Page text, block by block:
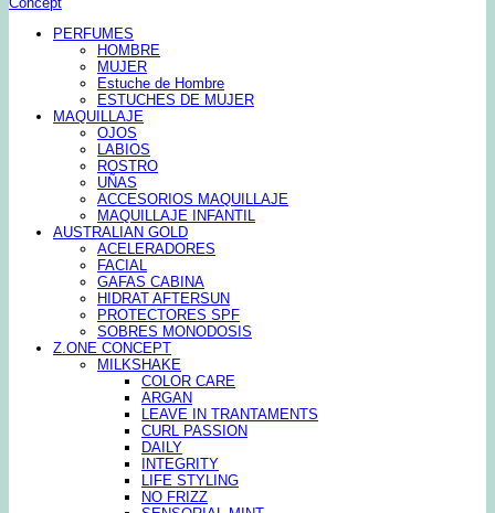
PERFUMES
HOMBRE
MUJER
Estuche de Hombre
ESTUCHES DE MUJER
MAQUILLAJE
OJOS
LABIOS
ROSTRO
UÑAS
ACCESORIOS MAQUILLAJE
MAQUILLAJE INFANTIL
AUSTRALIAN GOLD
ACELERADORES
FACIAL
GAFAS CABINA
HIDRAT AFTERSUN
PROTECTORES SPF
SOBRES MONODOSIS
Z.ONE CONCEPT
MILKSHAKE
COLOR CARE
ARGAN
LEAVE IN TRANTAMENTS
CURL PASSION
DAILY
INTEGRITY
LIFE STYLING
NO FRIZZ